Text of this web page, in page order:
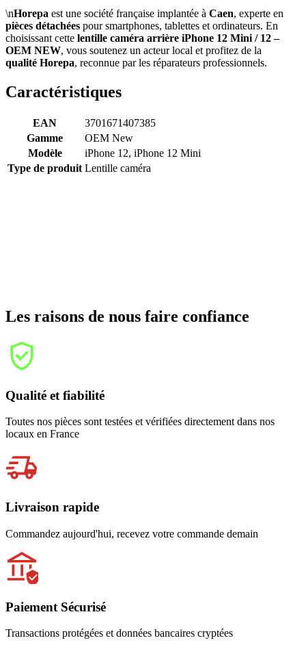
\nHorepa est une société française implantée à Caen, experte en
pièces détachées pour smartphones, tablettes et ordinateurs. En
choisissant cette lentille caméra arrière iPhone 12 Mini / 12 –
OEM NEW, vous soutenez un acteur local et profitez de la
qualité Horepa, reconnue par les réparateurs professionnels.
Caractéristiques
EAN
3701671407385
Gamme
OEM New
Modèle
iPhone 12, iPhone 12 Mini
Type de produit Lentille caméra
Les raisons de nous faire confiance
Qualité et fiabilité
Toutes nos pièces sont testées et vérifiées directement dans nos
locaux en France
Livraison rapide
Commandez aujourd'hui, recevez votre commande demain
Paiement Sécurisé
Transactions protégées et données bancaires cryptées